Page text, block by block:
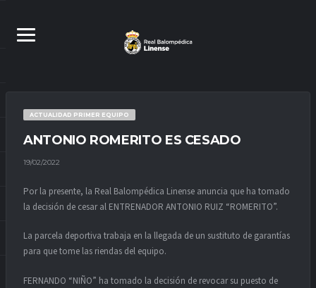
ACTUALIDAD PRIMER EQUIPO
ANTONIO ROMERITO ES CESADO
19/02/2022
Por la presente, la Real Balompédica Linense anuncia que ha tomado
la decisión de cesar al ENTRENADOR ANTONIO RUIZ “ROMERITO”.
La parcela deportiva trabaja en la llegada de un sustituto de garantías
para que tome las riendas del equipo.
FERNANDO “NIÑO” ha tomado la decisión de revocar su puesto de